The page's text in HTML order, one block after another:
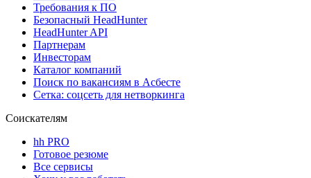
Требования к ПО
Безопасный HeadHunter
HeadHunter API
Партнерам
Инвесторам
Каталог компаний
Поиск по вакансиям в Асбесте
Сетка: соцсеть для нетворкинга
Соискателям
hh PRO
Готовое резюме
Все сервисы